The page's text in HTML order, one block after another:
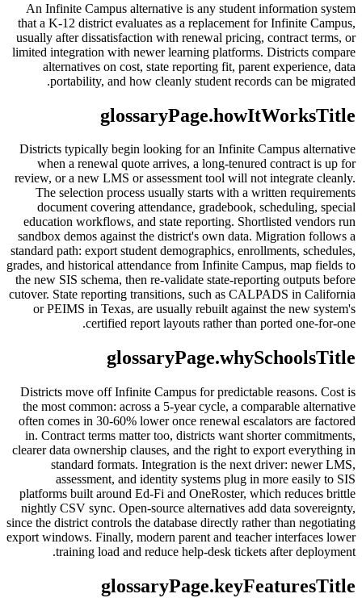
An Infinite Campus alternative is any student information system
that a K-12 district evaluates as a replacement for Infinite Campus,
usually after dissatisfaction with renewal pricing, contract terms, or
limited integration with newer learning platforms. Districts compare
alternatives on cost, state reporting fit, parent experience, data
portability, and how cleanly student records can be migrated.
glossaryPage.howItWorksTitle
Districts typically begin looking for an Infinite Campus alternative
when a renewal quote arrives, a long-tenured contract is up for
review, or a new LMS or assessment tool will not integrate cleanly.
The selection process usually starts with a written requirements
document covering attendance, gradebook, scheduling, special
education workflows, and state reporting. Shortlisted vendors run
sandbox demos against the district's own data. Migration follows a
standard path: export student demographics, enrollments, schedules,
grades, and historical attendance from Infinite Campus, map fields to
the new SIS schema, then re-validate state-reporting outputs before
cutover. State reporting transitions, such as CALPADS in California
or PEIMS in Texas, are usually rebuilt against the new system's
certified report layouts rather than ported one-for-one.
glossaryPage.whySchoolsTitle
Districts move off Infinite Campus for predictable reasons. Cost is
the most common: across a 5-year cycle, a comparable alternative
often comes in 30-60% lower once renewal escalators are factored
in. Contract terms matter too, districts want shorter commitments,
clearer data ownership clauses, and the right to export everything in
standard formats. Integration is the next driver: newer LMS,
assessment, and identity systems plug in more easily to SIS
platforms built around Ed-Fi and OneRoster, which reduces brittle
nightly CSV sync. Open-source alternatives add data sovereignty,
since the district controls the database directly rather than negotiating
export windows. Finally, modern parent and teacher interfaces lower
training load and reduce help-desk tickets after deployment.
glossaryPage.keyFeaturesTitle